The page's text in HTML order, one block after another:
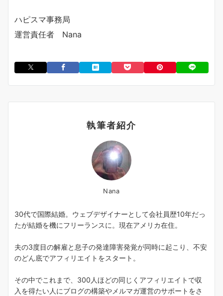
ハピスマ事務局
運営責任者 Nana
執筆者紹介
Nana
30代で国際結婚。ウェブデザイナーとして会社員歴10年だっ
たが結婚を機にフリーランスに。現在アメリカ在住。
夫の3度目の解雇と息子の発達障害発覚が同時に起こり、不安
のどん底でアフィリエイトをスタート。
その中でこれまで、300人ほどの同じくアフィリエイトで収
入を得たい人にブログの構築やメルマガ運営のサポートをさ